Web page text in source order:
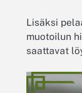
Lisäksi
muotoilun
saattavat